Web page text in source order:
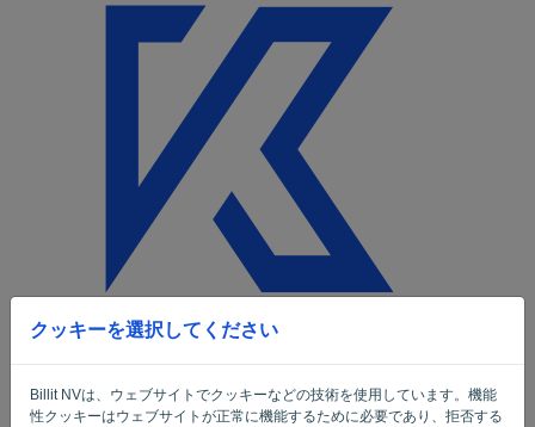
クッキーを選択してください
Billit NVは、ウェブサイトでクッキーなどの技術を使用しています。機能
性クッキーはウェブサイトが正常に機能するために必要であり、拒否する
Welkom
電子メール